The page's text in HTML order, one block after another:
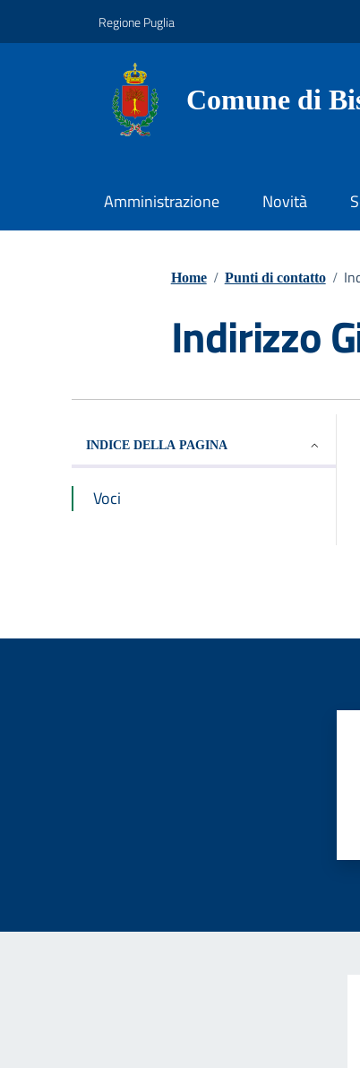
Regione Puglia
Comune di
Amministrazione Novità
Home / Punti di contatto /
Indirizzo
INDICE DELLA PAGINA
Voci